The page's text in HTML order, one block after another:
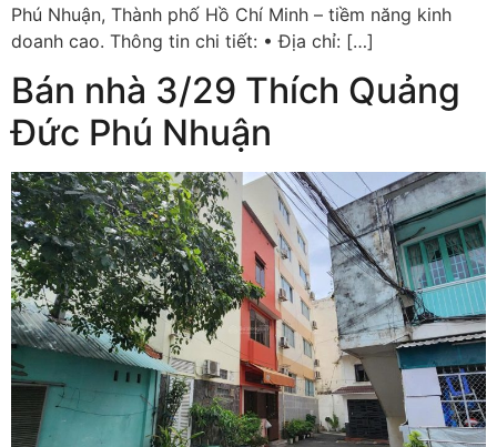
Phú Nhuận, Thành phố Hồ Chí Minh – tiềm năng kinh
doanh cao. Thông tin chi tiết: • Địa chỉ: […]
Bán nhà 3/29 Thích Quảng
Đức Phú Nhuận